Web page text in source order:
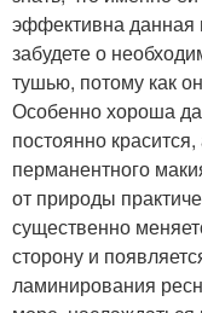
эффективна
забудете о
тушью, потому как
Особенно хороша
постоянно
перманентного
от природы
существенно
сторону и
ламинирования